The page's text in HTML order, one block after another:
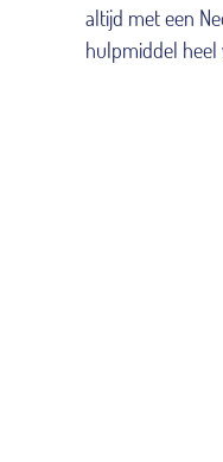
altijd met een
hulpmiddel heel